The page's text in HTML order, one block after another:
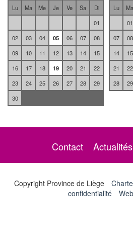
Lu Ma Me Je Ve Sa
Di
01
02
03 04 05 06 07
08
09
10 11 12 13 14
15
16
17 18 19 20 21
22
23
24 25 26 27 28
29
30
Lu Ma
01
07
08
14
15
21
22
28
29
Contact Actualités
Copyright Province de Liège
confidentialité